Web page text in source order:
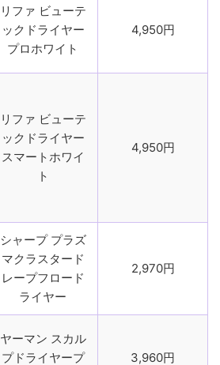
リファ ビューテ
ックドライヤー
プロホワイト
4,950円
リファ ビューテ
ックドライヤー
スマートホワイ
ト
4,950円
シャープ プラズ
マクラスタード
レープフロード
ライヤー
2,970円
ヤーマン スカル
プドライヤープ
3,960円